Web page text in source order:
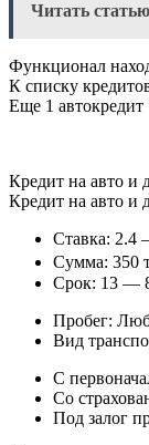
Читать статью
Функционал
К списку
Еще 1 автокредит
Кредит на авто и
Кредит на авто и
Ставка: 2.4
Сумма: 350
Срок: 13 —
Пробег:
Вид
С
Со
Под залог